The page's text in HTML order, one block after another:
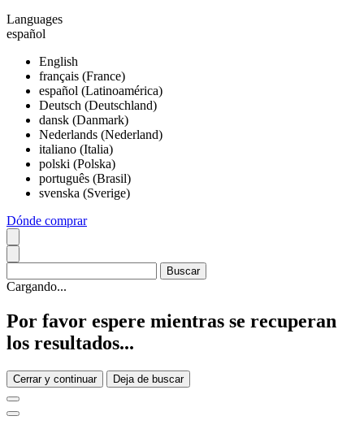
Languages
español
English
français (France)
español (Latinoamérica)
Deutsch (Deutschland)
dansk (Danmark)
Nederlands (Nederland)
italiano (Italia)
polski (Polska)
português (Brasil)
svenska (Sverige)
Dónde comprar
Cargando...
Por favor espere mientras se recuperan
los resultados...
Cerrar y continuar Deja de buscar